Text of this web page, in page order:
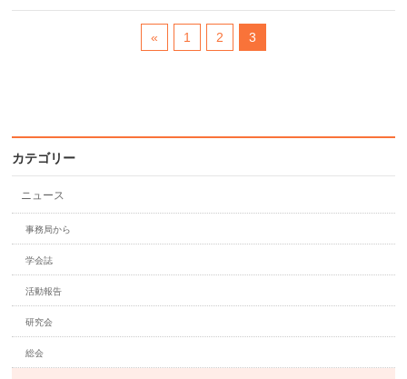
« 1 2 3
カテゴリー
ニュース
事務局から
学会誌
活動報告
研究会
総会